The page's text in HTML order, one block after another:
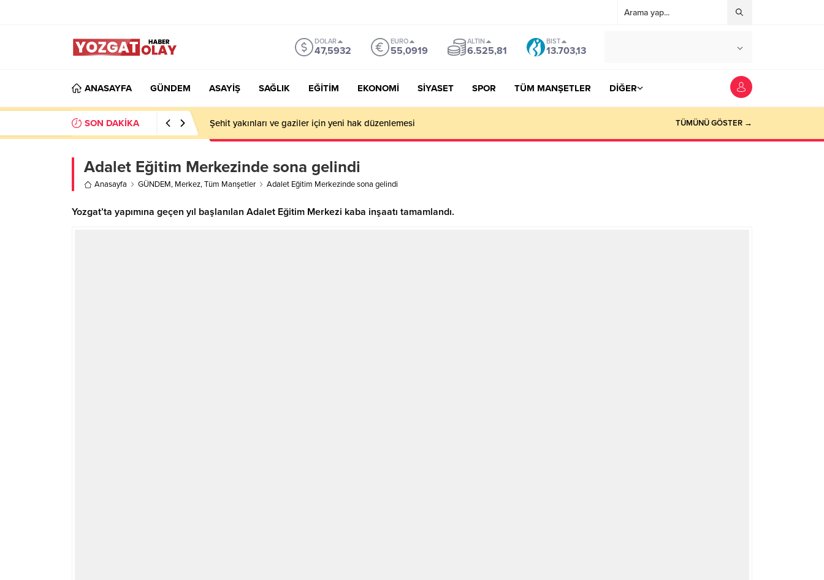
DOLAR
47,5932
EURO
55,0919
ALTIN
6.525,81
BIST
13.703,13
ANASAYFA GÜNDEM ASAYİŞ SAĞLIK EĞİTİM EKONOMİ SİYASET SPOR TÜM MANŞETLER DİĞER
SON DAKİKA Şehit yakınları ve gaziler için yeni hak düzenlemesi TÜMÜNÜ GÖSTER →
Adalet Eğitim Merkezinde sona gelindi
Anasayfa GÜNDEM, Merkez,Tüm Manşetler Adalet Eğitim Merkezinde sona gelindi
Yozgat’ta yapımına geçen yıl başlanılan Adalet Eğitim Merkezi kaba inşaatı tamamlandı.